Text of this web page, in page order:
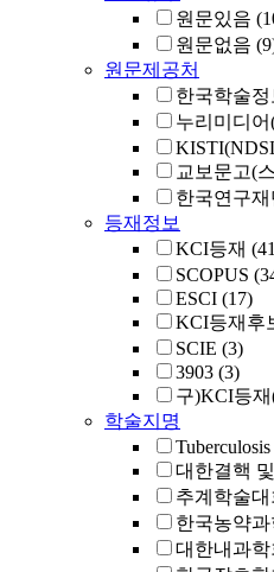
원문있음
원문없음
원문제공처
한국학술
누리미디어
교보문고(
한국연구
등재정보
KCI등재
SCOPUS
ESCI (17)
KCI등재후
SCIE (3)
3903 (3)
구)KCI등
학술지명
대한결핵
추계학술
한국농약
대한내과학